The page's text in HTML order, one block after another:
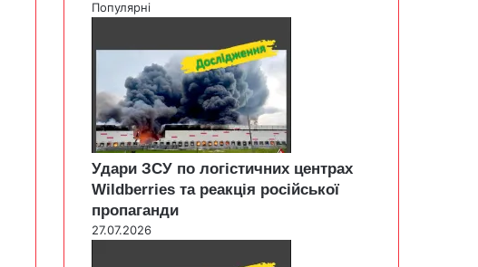
Популярні
Удари ЗСУ по логістичних центрах
Wildberries та реакція російської
пропаганди
27.07.2026